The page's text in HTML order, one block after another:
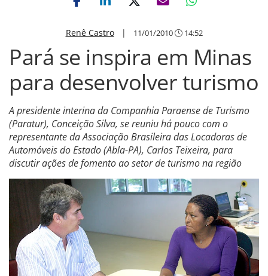
Renê Castro| 11/01/2010 14:52
Pará se inspira em Minas
para desenvolver turismo
A presidente interina da Companhia Paraense de Turismo
(Paratur), Conceição Silva, se reuniu há pouco com o
representante da Associação Brasileira das Locadoras de
Automóveis do Estado (Abla-PA), Carlos Teixeira, para
discutir ações de fomento ao setor de turismo na região